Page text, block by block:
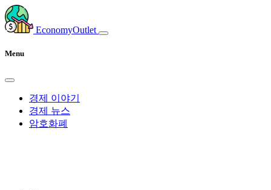
EconomyOutlet
Menu
경제 이야기
경제 뉴스
암호화폐